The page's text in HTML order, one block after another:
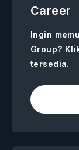
Career
Ingin
Group?
tersedia.